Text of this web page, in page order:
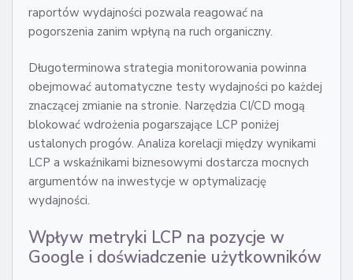
raportów wydajności pozwala reagować na
pogorszenia zanim wpłyną na ruch organiczny.
Długoterminowa strategia monitorowania powinna
obejmować automatyczne testy wydajności po każdej
znaczącej zmianie na stronie. Narzędzia CI/CD mogą
blokować wdrożenia pogarszające LCP poniżej
ustalonych progów. Analiza korelacji między wynikami
LCP a wskaźnikami biznesowymi dostarcza mocnych
argumentów na inwestycje w optymalizację
wydajności.
Wpływ metryki LCP na pozycje w
Google i doświadczenie użytkowników